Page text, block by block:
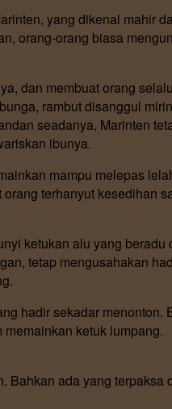
yang dikenal mahir
orang-orang biasa
dan membuat orang selalu
rambut disanggul
seadanya, Marinten
ibunya.
mampu melepas
terhanyut kesedihan
ketukan alu yang beradu
tetap mengusahakan
hadir sekadar menonton.
ketuk lumpang.
Bahkan ada yang terpaksa